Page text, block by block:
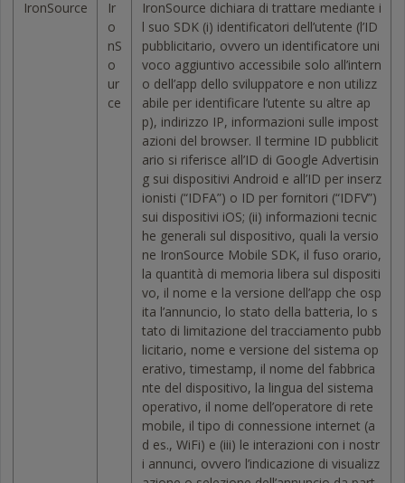
IronSource
Ir
o
nS
o
ur
ce
IronSource dichiara di trattare mediante i
l suo SDK (i) identificatori dell’utente (l’ID
pubblicitario, ovvero un identificatore uni
voco aggiuntivo accessibile solo all’intern
o dell’app dello sviluppatore e non utilizz
abile per identificare l’utente su altre ap
p), indirizzo IP, informazioni sulle impost
azioni del browser. Il termine ID pubblicit
ario si riferisce all’ID di Google Advertisin
g sui dispositivi Android e all’ID per inserz
ionisti (“IDFA”) o ID per fornitori (“IDFV”)
sui dispositivi iOS; (ii) informazioni tecnic
he generali sul dispositivo, quali la versio
ne IronSource Mobile SDK, il fuso orario,
la quantità di memoria libera sul dispositi
vo, il nome e la versione dell’app che osp
ita l’annuncio, lo stato della batteria, lo s
tato di limitazione del tracciamento pubb
licitario, nome e versione del sistema op
erativo, timestamp, il nome del fabbrica
nte del dispositivo, la lingua del sistema
operativo, il nome dell’operatore di rete
mobile, il tipo di connessione internet (a
d es., WiFi) e (iii) le interazioni con i nostr
i annunci, ovvero l’indicazione di visualizz